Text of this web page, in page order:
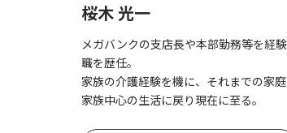
桜木 光一
メガバンクの支店長や本部勤務等を経
職を歴任。
家族の介護経験を機に、それまでの家
家族中心の生活に戻り現在に至る。